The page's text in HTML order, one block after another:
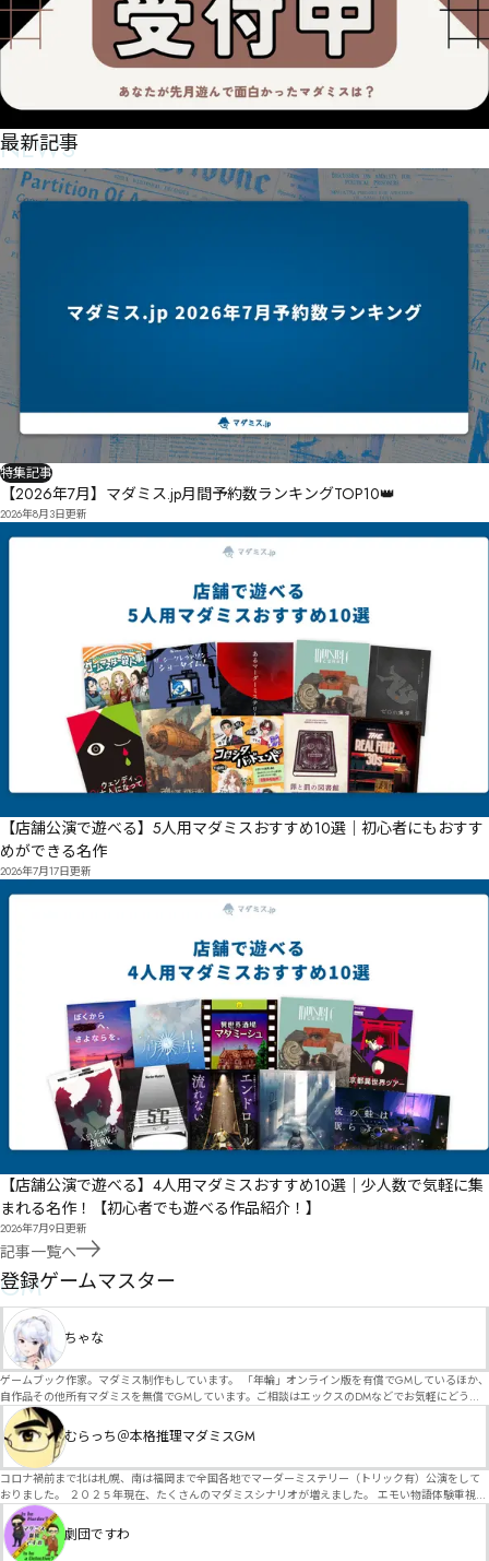
NEWS
最新記事
特集記事
【2026年7月】マダミス.jp月間予約数ランキングTOP10👑
2026年8月3日更新
【店舗公演で遊べる】5人用マダミスおすすめ10選｜初心者にもおすす
めができる名作
2026年7月17日更新
【店舗公演で遊べる】4人用マダミスおすすめ10選｜少人数で気軽に集
まれる名作！【初心者でも遊べる作品紹介！】
2026年7月9日更新
記事一覧へ
GM
登録ゲームマスター
ちゃな
ゲームブック作家。マダミス制作もしています。 「年輪」オンライン版を有償でGMしているほか、
自作品その他所有マダミスを無償でGMしています。ご相談はエックスのDMなどでお気軽にどう
ぞ。
むらっち＠本格推理マダミスGM
コロナ禍前まで北は札幌、南は福岡まで全国各地でマーダーミステリー（トリック有）公演をして
おりました。 ２０２５年現在、たくさんのマダミスシナリオが増えました。 エモい物語体験重視の
シナリオがマダミス・マーダーミステリーというジャンル名でたくさんあるため、そのようなシナ
リオは簡単に遊べます。 しかし、２～３時間ずっと考え＆議論して、見たことないトリックが解け
る閃きや犯人として逃げ切る楽しみのある本格推理マーダーミステリーを見つけることが難しくな
劇団ですわ